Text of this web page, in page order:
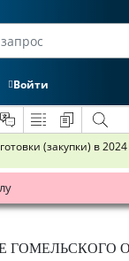
Войти
(закупки) в
ГОМЕЛЬСКОГО